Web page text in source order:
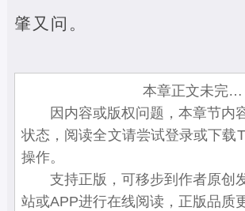
肇又问。
本章正文未完…
因内容或版权问题，本章节内
状态，阅读全文请尝试登录或下载
操作。
支持正版，可移步到作者原创
站或APP进行在线阅读，正版品质